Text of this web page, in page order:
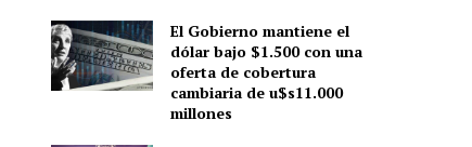
El Gobierno mantiene el
dólar bajo $1.500 con una
oferta de cobertura
cambiaria de u$s11.000
millones